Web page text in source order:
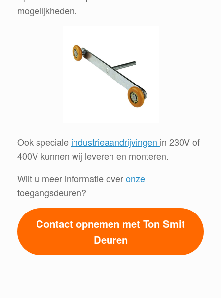
mogelijkheden.
Ook speciale industrieaandrijvingen in 230V of
400V kunnen wij leveren en monteren.
Wilt u meer informatie overonze
toegangsdeuren?
Contact opnemen met Ton Smit
Deuren